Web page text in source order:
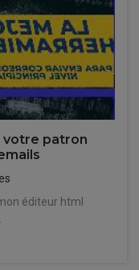
votre patron
éditeur html